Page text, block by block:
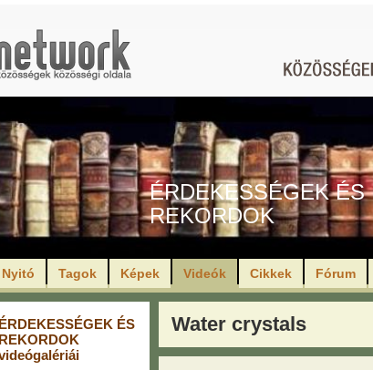
ÉRDEKESSÉGEK ÉS
REKORDOK
Nyitó Tagok Képek Videók Cikkek Fórum
ÉRDEKESSÉGEK ÉS
REKORDOK
Water crystals